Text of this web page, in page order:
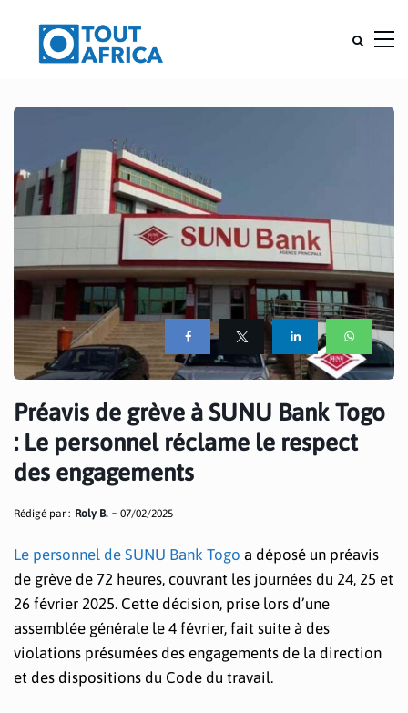
Préavis de grève à SUNU Bank Togo
: Le personnel réclame le respect
des engagements
Rédigé par : Roly B. 07/02/2025
Le personnel de SUNU Bank Togo a déposé un préavis
de grève de 72 heures, couvrant les journées du 24, 25 et
26 février 2025. Cette décision, prise lors d’une
assemblée générale le 4 février, fait suite à des
violations présumées des engagements de la direction
et des dispositions du Code du travail.